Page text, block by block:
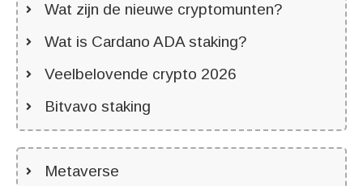
Wat zijn de nieuwe cryptomunten?
Wat is Cardano ADA staking?
Veelbelovende crypto 2026
Bitvavo staking
Metaverse